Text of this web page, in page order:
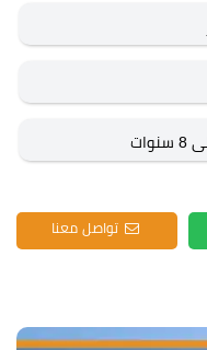
تواصل معنا